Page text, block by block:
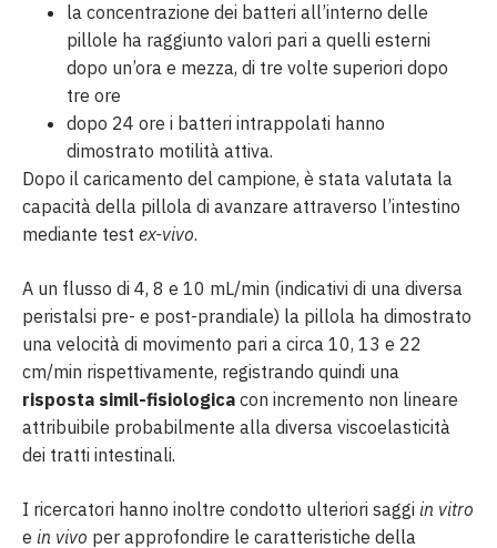
la concentrazione dei batteri all’interno delle
pillole ha raggiunto valori pari a quelli esterni
dopo un’ora e mezza, di tre volte superiori dopo
tre ore
dopo 24 ore i batteri intrappolati hanno
dimostrato motilità attiva.
Dopo il caricamento del campione, è stata valutata la
capacità della pillola di avanzare attraverso l’intestino
mediante test ex-vivo.
A un flusso di 4, 8 e 10 mL/min (indicativi di una diversa
peristalsi pre- e post-prandiale) la pillola ha dimostrato
una velocità di movimento pari a circa 10, 13 e 22
cm/min rispettivamente, registrando quindi una
risposta simil-fisiologica con incremento non lineare
attribuibile probabilmente alla diversa viscoelasticità
dei tratti intestinali.
I ricercatori hanno inoltre condotto ulteriori saggi in vitro
e in vivo per approfondire le caratteristiche della